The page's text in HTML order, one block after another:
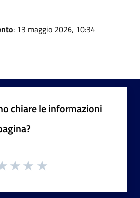
: 13 maggio 2026, 10:34
chiare le informazioni